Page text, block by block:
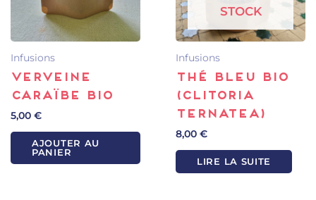
Infusions
Verveine
Caraïbe Bio
5,00 €
AJOUTER AU
PANIER
STOCK
Infusions
Thé bleu bio
(Clitoria
ternatea)
8,00 €
LIRE LA SUITE